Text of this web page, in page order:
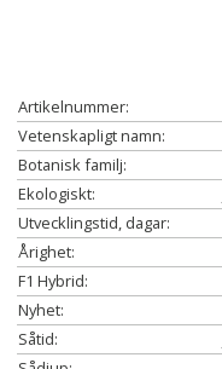
Artikelnummer:
Vetenskapligt namn:
Botanisk familj:
Ekologiskt:
Utvecklingstid, dagar:
Årighet:
F1 Hybrid:
Nyhet:
Såtid: